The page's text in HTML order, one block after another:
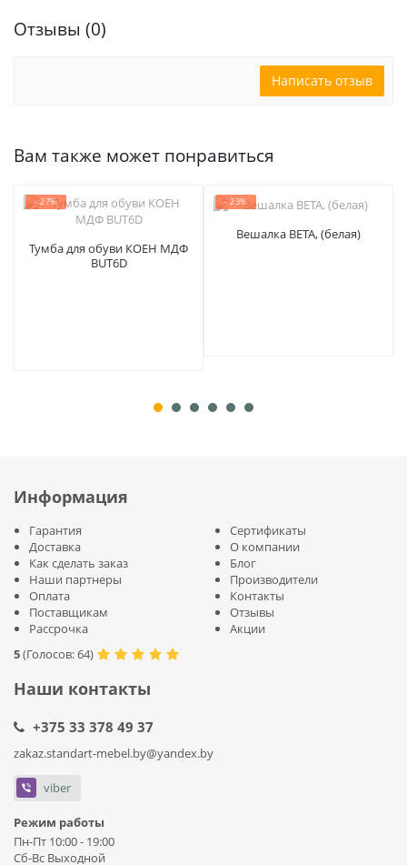
Отзывы (0)
Написать отзыв
Вам также может понравиться
- 27%
Тумба для обуви КОЕН МДФ
BUT6D
- 23%
Вешалка BETA, (белая)
Информация
Гарантия
Доставка
Как сделать заказ
Наши партнеры
Оплата
Поставщикам
Рассрочка
Сертификаты
О компании
Блог
Производители
Контакты
Отзывы
Акции
5(Голосов:64)
Наши контакты
+375 33 378 49 37
zakaz.standart-mebel.by@yandex.by
viber
Режим работы
Пн-Пт 10:00 - 19:00
Сб-Вс Выходной